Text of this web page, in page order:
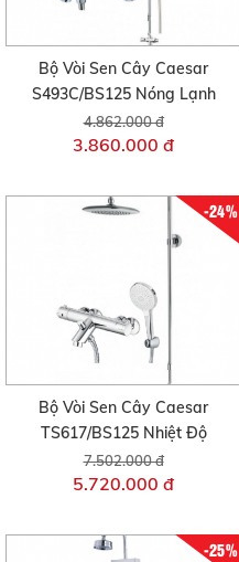
Bộ Vòi Sen Cây Caesar
S493C/BS125 Nóng Lạnh
4.862.000 đ
3.860.000 đ
-24%
Bộ Vòi Sen Cây Caesar
TS617/BS125 Nhiệt Độ
7.502.000 đ
5.720.000 đ
-25%